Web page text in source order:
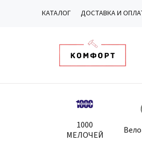
КАТАЛОГ ДОСТАВКА И
1000
МЕЛОЧЕЙ